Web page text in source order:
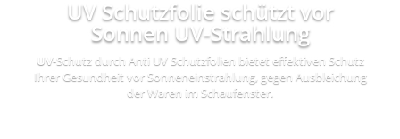
UV Schutzfolie schützt vor
Sonnen UV-Strahlung
UV-Schutz durch Anti UV Schutzfolien bietet effektiven Schutz
Ihrer Gesundheit vor Sonneneinstrahlung, gegen Ausbleichung
der Waren im Schaufenster.